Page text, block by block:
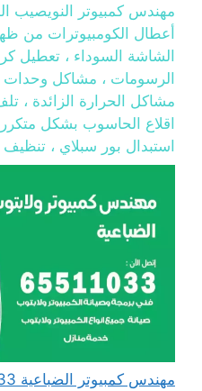
مهندس كمبيوتر النويصيب
أعطال الكومبيوترات من
الشاشة السوداء ، تعطيل
الرسومات ، مشاكل وحدات
مشاكل الحرارة الزائدة ،
اقلاع الحاسوب بشكل متكرر
استبدال بور سبلاي ،